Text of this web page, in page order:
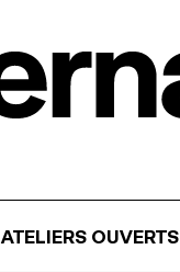
ATELIERS OUVERTS